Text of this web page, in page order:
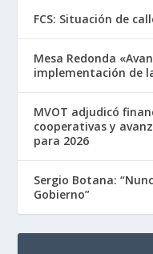
FCS: Situación de
Mesa Redonda
implementación de
MVOT adjudicó
cooperativas y
para 2026
Sergio Botana:
Gobierno”